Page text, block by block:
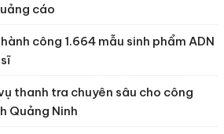
cáo
công 1.664 mẫu sinh phẩm ADN
thanh tra chuyên sâu cho công
Quảng Ninh